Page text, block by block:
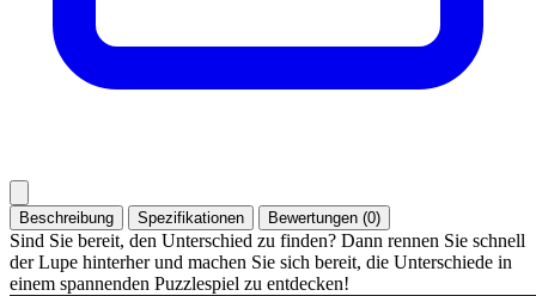
Beschreibung Spezifikationen Bewertungen (0)
Sind Sie bereit, den Unterschied zu finden? Dann rennen Sie schnell
der Lupe hinterher und machen Sie sich bereit, die Unterschiede in
einem spannenden Puzzlespiel zu entdecken!